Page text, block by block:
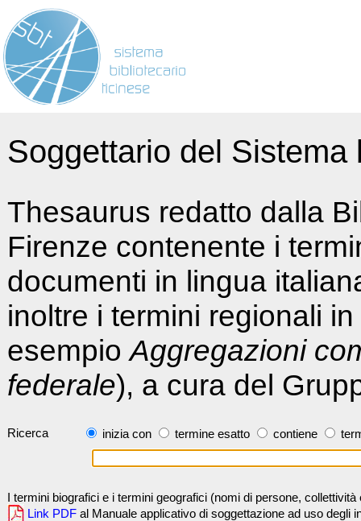
Soggettario del
Thesaurus redatto dalla
Firenze contenente i
documenti in lingua
inoltre i termini regionali
esempioAggregazioni
federale), a cura del
Ricerca inizia con termine esatto contiene
I termini biografici e i termini geografici (nomi di persone,
Link PDF al Manuale applicativo di soggettazione ad uso degli